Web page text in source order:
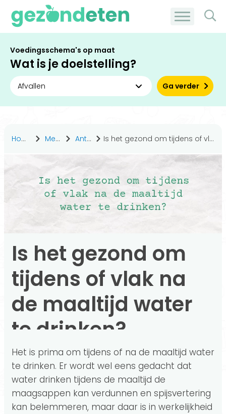
Voedingsschema's op maat
Wat is je doelstelling?
Ga verder
Home Medisch Antwoorden Is het gezond om tijdens of vlak na de maaltijd water te drinken?
Is het gezond om
tijdens of vlak na
de maaltijd water
te drinken?
Het is prima om tijdens of na de maaltijd water
te drinken. Er wordt wel eens gedacht dat
water drinken tijdens de maaltijd de
maagsappen kan verdunnen en spijsvertering
kan belemmeren, maar daar is in werkelijkheid